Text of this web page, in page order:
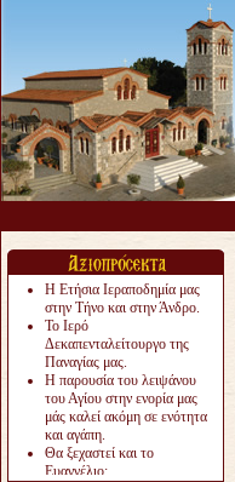
Η Ετήσια Ιεραποδημία μας
στην Τήνο και στην Άνδρο.
Το Ιερό
Δεκαπενταλείτουργο της
Παναγίας μας.
Η παρουσία του λειψάνου
του Αγίου στην ενορία μας
μάς καλεί ακόμη σε ενότητα
και αγάπη.
Θα ξεχαστεί και το
Ευαγγέλιο;